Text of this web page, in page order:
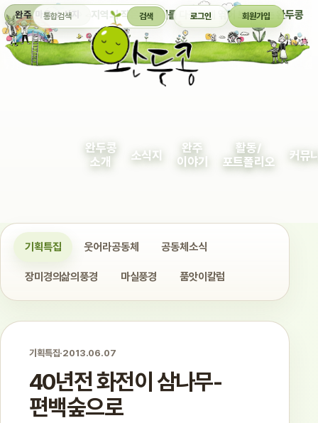
완주 마을 소식지 지역의 작은 이야기를 다정하게 엮어 보여주는 완두콩
통합검색 검색 로그인 회원가입
완두콩
소개
소식지
완주
이야기
활동/
포트폴리오
커뮤
기획특집 웃어라공동체 공동체소식
장미경의삶의풍경 마실풍경 품앗이칼럼
기획특집·2013.06.07
40년전 화전이 삼나무-
편백숲으로